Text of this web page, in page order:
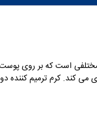
مختلفی است که بر روی
می کند. کرم ترمیم